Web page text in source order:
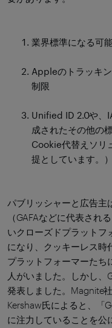
業界標準になる可
Appleのトラッキ
制限
Unified ID 2.0や、
成されたその他の
Cookie代替えソリ
提としています。）
パブリッシャーと広告主
（GAFAなどに代表され
いクローズドプラットフ
になり、クッキーレス時
プラットフォーマーたち
人がいました。しかし、
発表しました。Magnite
Kershaw氏によると、「
に注力していることを公